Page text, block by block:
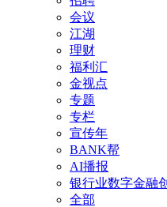
会议
江湖
理财
福利汇
金视点
专题
专栏
宣传年
BANK帮
AI播报
银行业数字金融
全部